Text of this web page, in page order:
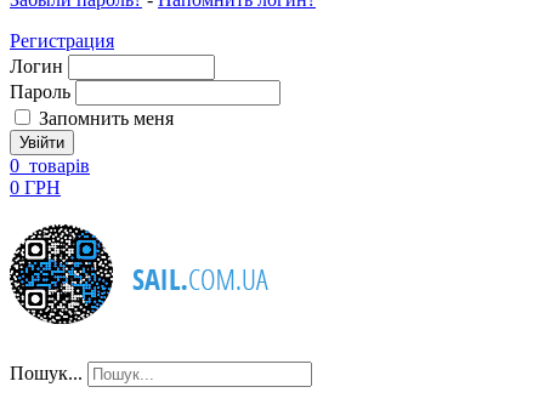
Регистрация
Логин
Пароль
Запомнить меня
0 товарів
0 ГРН
Пошук...